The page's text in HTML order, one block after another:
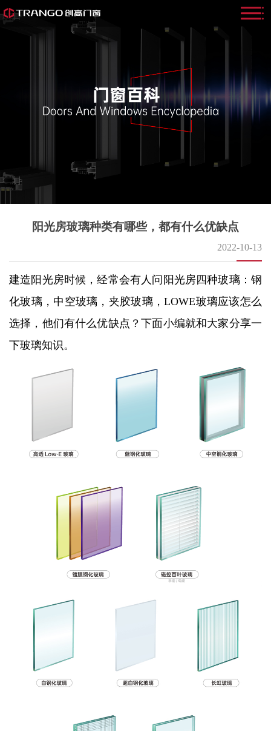
阳光房玻璃种类有哪些，都有什么优缺点
2022-10-13
建造阳光房时候，经常会有人问阳光房四种玻璃：钢
化玻璃，中空玻璃，夹胶玻璃，LOWE玻璃应该怎么
选择，他们有什么优缺点？下面小编就和大家分享一
下玻璃知识。